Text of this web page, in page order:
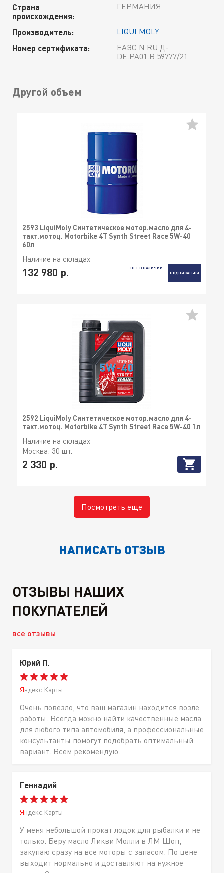
Страна
происхождения:
ГЕРМАНИЯ
Производитель: LIQUI MOLY
Номер сертификата:
ЕАЭС N RU Д-
DE.РА01.В.59777/21
Другой объем
2593 LiquiMoly Синтетическое мотор.масло для 4-
такт.мотоц. Motorbike 4T Synth Street Race 5W-40
60л
Наличие на складах
132 980 р.
НЕТ В НАЛИЧИИ
ПОДПИСАТЬСЯ
2592 LiquiMoly Синтетическое мотор.масло для 4-
такт.мотоц. Motorbike 4T Synth Street Race 5W-40 1л
Наличие на складах
Москва: 30 шт.
2 330 р.
Посмотреть еще
НАПИСАТЬ ОТЗЫВ
ОТЗЫВЫ НАШИХ
ПОКУПАТЕЛЕЙ
все отзывы
Юрий П.
Яндекс.Карты
Очень повезло, что ваш магазин находится возле
работы. Всегда можно найти качественные масла
для любого типа автомобиля, а профессиональные
консультанты помогут подобрать оптимальный
вариант. Всем рекомендую.
Геннадий
Яндекс.Карты
У меня небольшой прокат лодок для рыбалки и не
только. Беру масло Ликви Молли в ЛМ Шоп,
закупаю сразу на все моторы с запасом. По цене
выходит нормально и доставляют на нужное